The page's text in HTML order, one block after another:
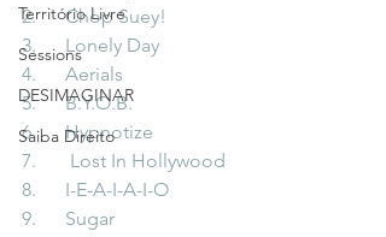
Território Livre
Sessions
DESIMAGINAR
Saiba Direito
2.      Chop Suey!
3.      Lonely Day
4.      Aerials
5.      B.Y.O.B.
6.      Hypnotize
7.       Lost In Hollywood
8.      I-E-A-I-A-I-O
9.      Sugar